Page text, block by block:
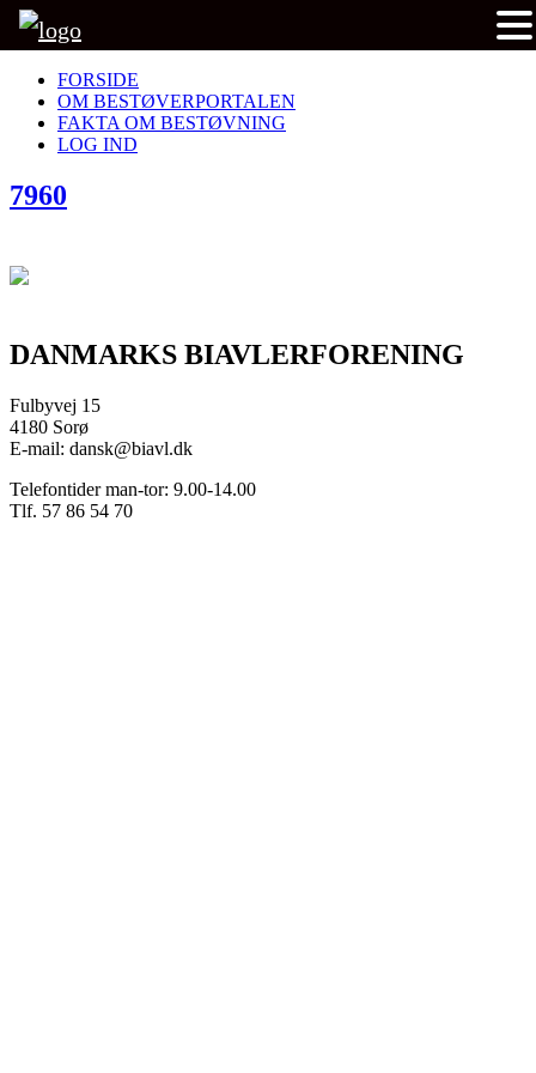
FORSIDE
OM BESTØVERPORTALEN
FAKTA OM BESTØVNING
LOG IND
7960
DANMARKS BIAVLERFORENING
Fulbyvej 15
4180 Sorø
E-mail: dansk@biavl.dk
Telefontider man-tor: 9.00-14.00
Tlf. 57 86 54 70